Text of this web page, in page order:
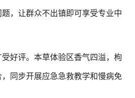
，让群众不出镇即可享受专业中
好评。本草体验区香气四溢，枸
同步开展应急急救教学和慢病免